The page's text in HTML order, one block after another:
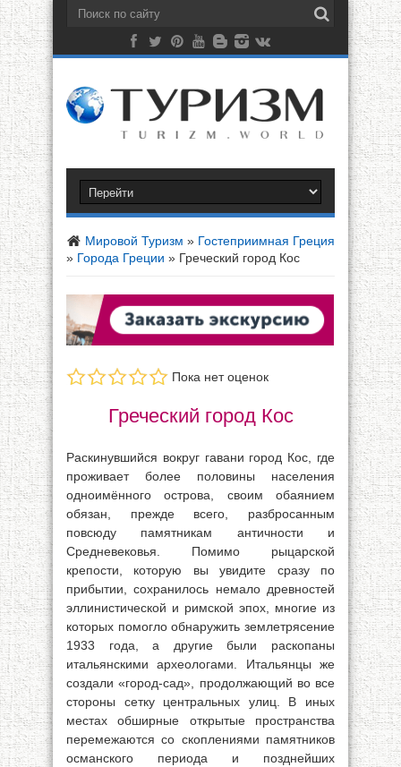
Мировой Туризм » Гостеприимная Греция
» Города Греции » Греческий город Кос
Пока нет оценок
Греческий город Кос
Раскинувшийся вокруг гавани город Кос, где
проживает более половины населения
одноимённого острова, своим обаянием
обязан, прежде всего, разбросанным
повсюду памятникам античности и
Средневековья. Помимо рыцарской
крепости, которую вы увидите сразу по
прибытии, сохранилось немало древностей
эллинистической и римской эпох, многие из
которых помогло обнаружить землетрясение
1933 года, а другие были раскопаны
итальянскими археологами. Итальянцы же
создали «город-сад», продолжающий во все
стороны сетку центральных улиц. В иных
местах обширные открытые пространства
перемежаются со скоплениями памятников
османского периода и позднейших